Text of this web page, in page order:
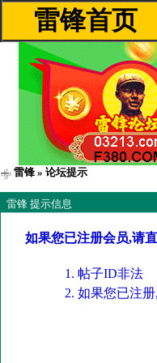
雷锋首页
雷锋 » 论坛提示
雷锋 提示信息
如果您已注册会员,请
帖子ID非法
如果您已注